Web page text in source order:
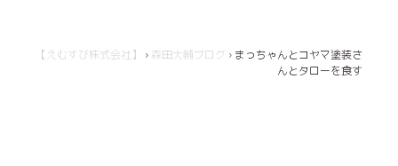
【えむすび株式会社】 › 森田大輔ブログ › まっちゃんとコヤマ塗装さ
んとタローを食す